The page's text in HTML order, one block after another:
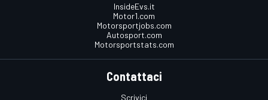
InsideEvs.it
Motor1.com
Motorsportjobs.com
Autosport.com
Motorsportstats.com
Contattaci
Scrivici